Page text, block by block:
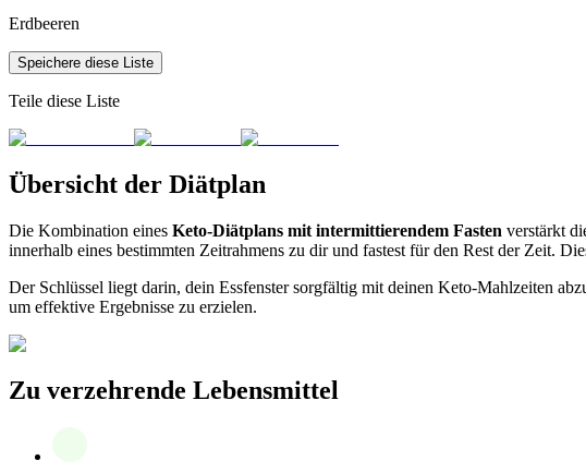
Erdbeeren
Speichere diese Liste
Teile diese Liste
Übersicht der Diätplan
Die Kombination eines Keto-Diätplans mit intermittierendem Fasten verstärkt
innerhalb eines bestimmten Zeitrahmens zu dir und fastest für den Rest der Zeit.
Der Schlüssel liegt darin, dein Essfenster sorgfältig mit deinen Keto-Mahlzeiten
um effektive Ergebnisse zu erzielen.
Zu verzehrende Lebensmittel